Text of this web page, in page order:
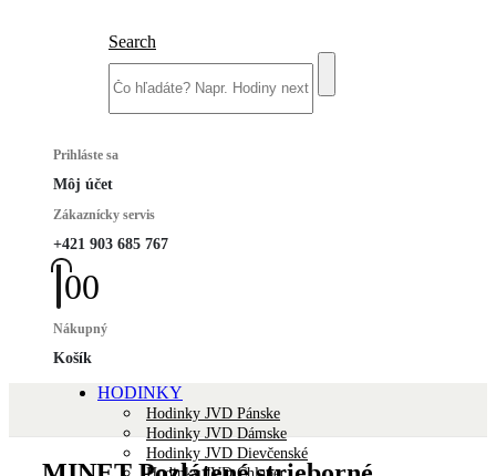
Search
Prihláste sa
Môj účet
Zákaznícky servis
+421 903 685 767
00
Nákupný
Košík
HODINKY
Hodinky JVD Pánske
Hodinky JVD Dámske
Hodinky JVD Dievčenské
Hodinky JVD Chlapec